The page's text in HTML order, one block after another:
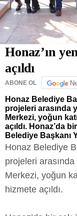
Honaz’ın
açıldı
ABONE OL
Honaz Belediye
projeleri arasında
Merkezi, yoğun
açıldı. Honaz’da
Belediye Başkanı
Honaz Belediye
projeleri
Merkezi, yoğun
hizmete açıldı.